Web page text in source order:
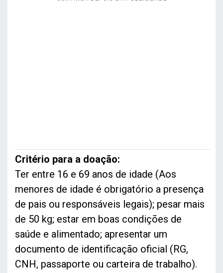
Critério para a doação:
Ter entre 16 e 69 anos de idade (Aos
menores de idade é obrigatório a presença
de pais ou responsáveis legais); pesar mais
de 50 kg; estar em boas condições de
saúde e alimentado; apresentar um
documento de identificação oficial (RG,
CNH, passaporte ou carteira de trabalho).